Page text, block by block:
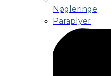
Nøgleringe
Paraplyer